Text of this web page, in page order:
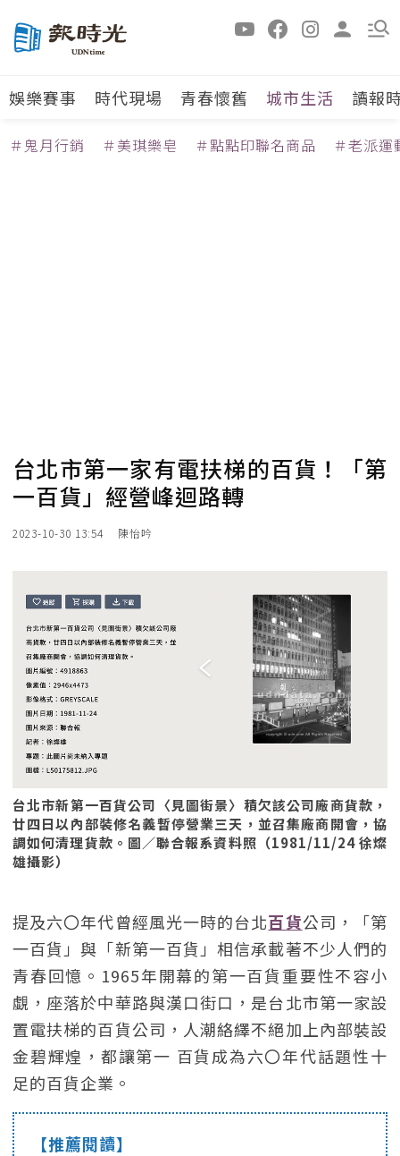
娛樂賽事 時代現場 青春懷舊 城市生活 讀報
＃鬼月行銷 ＃美琪樂皂 ＃點點印聯名商品 ＃老派運
台北市第一家有電扶梯的百貨！「第
一百貨」經營峰迴路轉
2023-10-30 13:54 陳怡吟
台北市新第一百貨公司〈見圖街景〉積欠該公司廠商貨款，
廿四日以內部裝修名義暫停營業三天，並召集廠商開會，協
調如何清理貨款。圖／聯合報系資料照（1981/11/24 徐燦
雄攝影）
提及六〇年代曾經風光一時的台北百貨公司，「第
一百貨」與「新第一百貨」相信承載著不少人們的
青春回憶。1965年開幕的第一百貨重要性不容小
覷，座落於中華路與漢口街口，是台北市第一家設
置電扶梯的百貨公司，人潮絡繹不絕加上內部裝設
金碧輝煌，都讓第一 百貨成為六〇年代話題性十
足的百貨企業。
【推薦閱讀】